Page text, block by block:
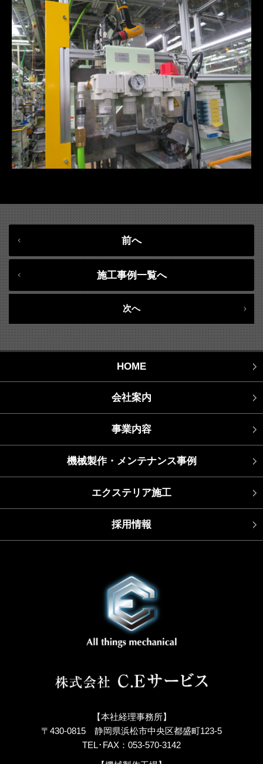
前へ
施工事例一覧へ
次へ
HOME
会社案内
事業内容
機械製作・メンテナンス事例
エクステリア施工
採用情報
【本社経理事務所】
〒430-0815 静岡県浜松市中央区都盛町123-5
TEL･FAX：053-570-3142